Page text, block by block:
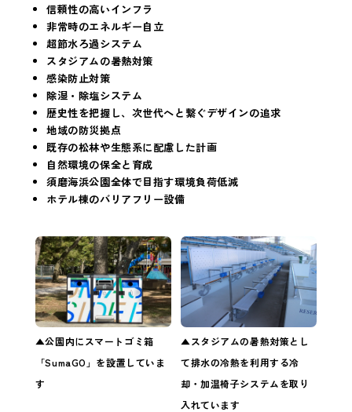
信頼性の高いインフラ
非常時のエネルギー自立
超節水ろ過システム
スタジアムの暑熱対策
感染防止対策
除湿・除塩システム
歴史性を把握し、次世代へと繋ぐデザインの追求
地域の防災拠点
既存の松林や生態系に配慮した計画
自然環境の保全と育成
須磨海浜公園全体で目指す環境負荷低減
ホテル棟のバリアフリー設備
▲公園内にスマートゴミ箱
「SumaGO」を設置していま
す
▲スタジアムの暑熱対策とし
て排水の冷熱を利用する冷
却・加温椅子システムを取り
入れています